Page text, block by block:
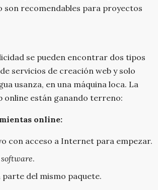
son recomendables para proyectos
se pueden encontrar dos tipos
servicios de creación web y solo
usanza, en una máquina loca. La
online están ganando terreno:
online:
con acceso a Internet para empezar.
software.
del mismo paquete.